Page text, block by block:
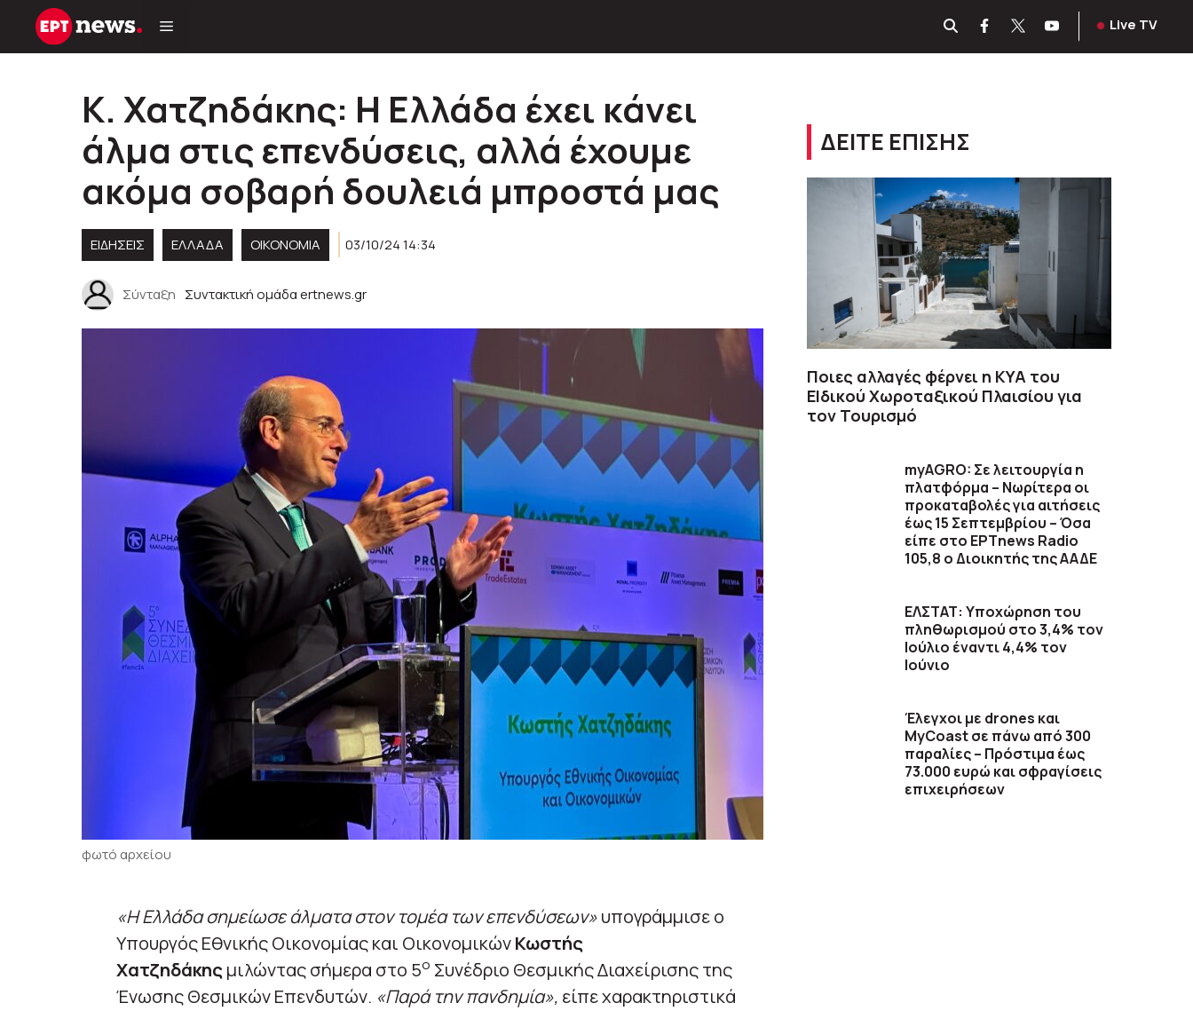
Μετάβαση
Live TV
Κ. Χατζηδάκης: Η Ελλάδα έχει κάνει
άλμα στις επενδύσεις, αλλά έχουμε
ακόμα σοβαρή δουλειά μπροστά μας
ΕΙΔΗΣΕΙΣ ΕΛΛΑΔΑ ΟΙΚΟΝΟΜΙΑ 03/10/24 14:34
Σύνταξη Συντακτική ομάδα ertnews.gr
φωτό αρχείου
«Η Ελλάδα σημείωσε άλματα στον τομέα των επενδύσεων»υπογράμμισε ο
Υπουργός Εθνικής Οικονομίας και ΟικονομικώνΚωστής
Χατζηδάκηςμιλώντας σήμερα στο 5ο Συνέδριο Θεσμικής Διαχείρισης της
Ένωσης Θεσμικών Επενδυτών. «Παρά την πανδημία», είπε χαρακτηριστικά
ΔΕΙΤΕ ΕΠΙΣΗΣ
Ποιες αλλαγές φέρνει η ΚΥΑ του
ΕΙδικού Χωροταξικού Πλαισίου για
τον Τουρισμό
myAGRO: Σε λειτουργία η
πλατφόρμα – Νωρίτερα οι
προκαταβολές για αιτήσεις
έως 15 Σεπτεμβρίου – Όσα
είπε στο ΕΡΤnews Radio
105,8 ο Διοικητής της ΑΑΔΕ
ΕΛΣΤΑΤ: Υποχώρηση του
πληθωρισμού στο 3,4% τον
Ιούλιο έναντι 4,4% τον
Ιούνιο
Έλεγχοι με drones και
MyCoast σε πάνω από 300
παραλίες – Πρόστιμα έως
73.000 ευρώ και σφραγίσεις
επιχειρήσεων